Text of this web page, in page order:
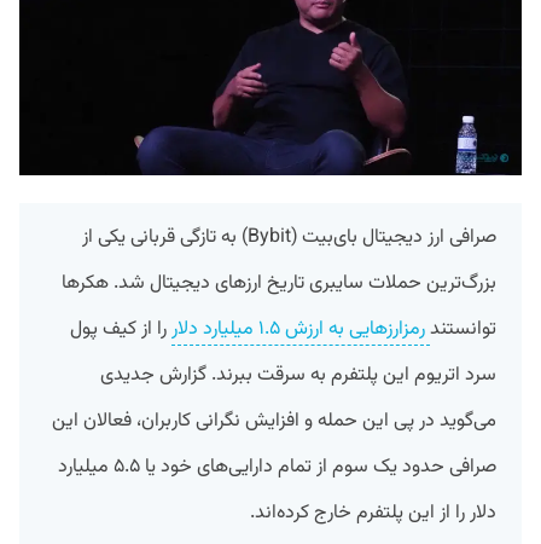
صرافی ارز دیجیتال بای‌بیت (Bybit) به تازگی قربانی یکی از
بزرگ‌ترین حملات سایبری تاریخ ارزهای دیجیتال شد. هکرها
توانستندرمزارزهایی به ارزش ۱.۵ میلیارد دلار
را از کیف پول
سرد اتریوم این پلتفرم به سرقت ببرند. گزارش جدیدی
می‌گوید در پی این حمله و افزایش نگرانی کاربران، فعالان این
صرافی حدود یک سوم از تمام دارایی‌های خود یا ۵.۵ میلیارد
دلار را از این پلتفرم خارج کرده‌اند.